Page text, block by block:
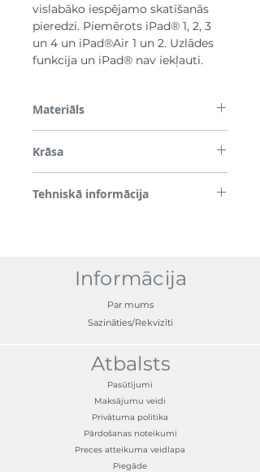
vislabāko iespējamo skatīšanās
pieredzi. Piemērots iPad® 1, 2, 3
un 4 un iPad®Air 1 un 2. Uzlādes
funkcija un iPad® nav iekļauti.
Materiāls
Krāsa
Tehniskā informācija
Informācija
Par mums
Sazināties/Rekvizīti
Atbalsts
Pasūtījumi
Maksājumu veidi
Privātuma politika
Pārdošanas noteikumi
Preces atteikuma veidlapa
Piegāde